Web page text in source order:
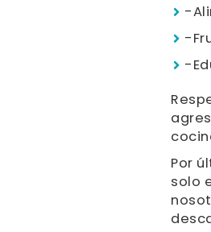
-
-
-
Por
solo